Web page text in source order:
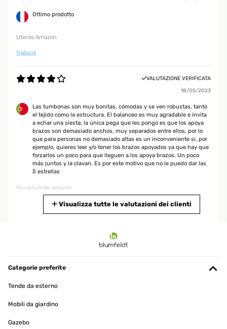
Ottimo prodotto
Utente Amazon
Tradurre
VALUTAZIONE VERIFICATA
18/05/2023
Las tumbonas son muy bonitas, cómodas y se ven robustas, tanto
el tejido como la estructura. El balanceo es muy agradable e invita
a echar una siesta; la única pega que les pongo es que los apoya
brazos son demasiado anchos, muy separados entre ellos, por lo
que para personas no demasiado altas es un inconveniente si, por
ejemplo, quieres leer y/o tener los brazos apoyados ya que hay que
forzarlos un poco para que lleguen a los apoya brazos. Un poco
más juntos y la clavan. Es por este motivo que no le puedo dar las
5 estrellas
Usuario/a de amazon
Polster vertragen. Für große Menschen.
Visualizza tutte le valutazioni dei clienti
Categorie preferite
Tende da esterno
Mobili da giardino
Gazebo